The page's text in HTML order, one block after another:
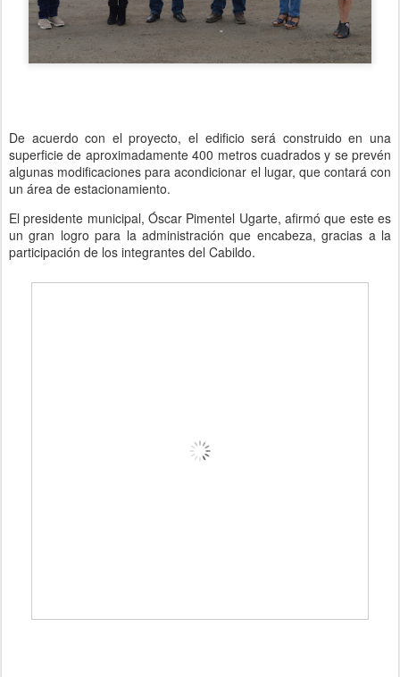
De acuerdo con el proyecto, el edificio será construido en una
superficie de aproximadamente 400 metros cuadrados y se prevén
algunas modificaciones para acondicionar el lugar, que contará con
un área de estacionamiento.
El presidente municipal, Óscar Pimentel Ugarte, afirmó que este es
un gran logro para la administración que encabeza, gracias a la
participación de los integrantes del Cabildo.